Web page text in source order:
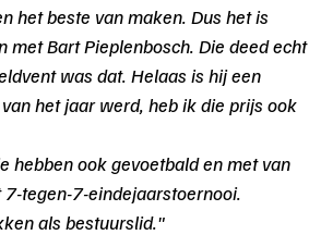
het beste van maken. Dus het is
met Bart Pieplenbosch. Die deed echt
was dat. Helaas is hij een
het jaar werd, heb ik die prijs ook
hebben ook gevoetbald en met van
tegen-7-eindejaarstoernooi.
als bestuurslid."